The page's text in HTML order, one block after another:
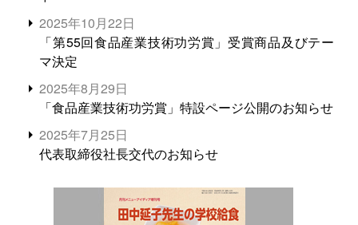
2025年10月22日
「第55回食品産業技術功労賞」受賞商品及びテー
マ決定
2025年8月29日
「食品産業技術功労賞」特設ページ公開のお知らせ
2025年7月25日
代表取締役社長交代のお知らせ